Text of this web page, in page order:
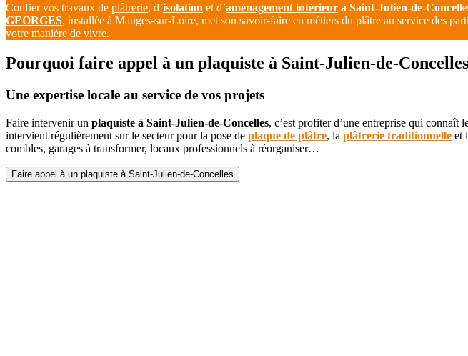
Confier vos travaux de plâtrerie, d’isolation et d’aménagement intérieur à Saint-Julien-de-
GEORGES, installée à Mauges-sur-Loire, met son savoir-faire en métiers du plâtre au service des
votre manière de vivre.
Pourquoi faire appel à un plaquiste à Saint-Julien-de-
Une expertise locale au service de vos projets
Faire intervenir un plaquiste à Saint-Julien-de-Concelles, c’est profiter d’une entreprise qui connaît
intervient régulièrement sur le secteur pour la pose de plaque de plâtre, la plâtrerie traditionnelle et
combles, garages à transformer, locaux professionnels à réorganiser…
Faire appel à un plaquiste à Saint-Julien-de-Concelles